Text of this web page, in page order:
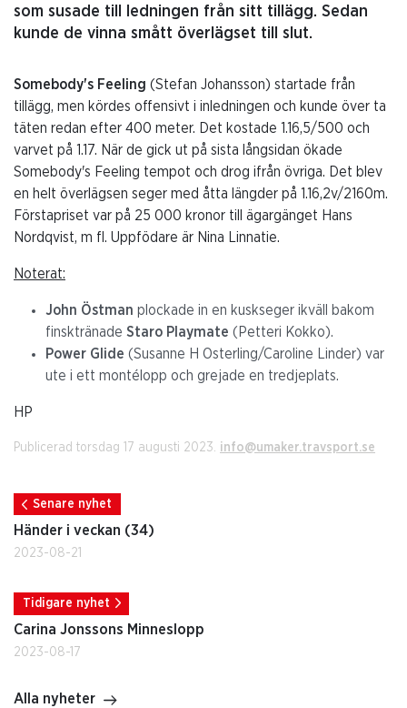
som susade till ledningen från sitt tillägg. Sedan
kunde de vinna smått överlägset till slut.
Somebody's Feeling (Stefan Johansson) startade från
tillägg, men kördes offensivt i inledningen och kunde över ta
täten redan efter 400 meter. Det kostade 1.16,5/500 och
varvet på 1.17. När de gick ut på sista långsidan ökade
Somebody's Feeling tempot och drog ifrån övriga. Det blev
en helt överlägsen seger med åtta längder på 1.16,2v/2160m.
Förstapriset var på 25 000 kronor till ägargänget Hans
Nordqvist, m fl. Uppfödare är Nina Linnatie.
Noterat:
John Östman plockade in en kuskseger ikväll bakom
finsktränade Staro Playmate (Petteri Kokko).
Power Glide (Susanne H Osterling/Caroline Linder) var
ute i ett montélopp och grejade en tredjeplats.
HP
Publicerad torsdag 17 augusti 2023. info@umaker.travsport.se
Senare nyhet
Händer i veckan (34)
2023-08-21
Tidigare nyhet
Carina Jonssons Minneslopp
2023-08-17
Alla nyheter